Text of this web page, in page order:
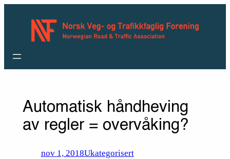
Automatisk håndheving
av regler = overvåking?
nov 1, 2018Ukategorisert